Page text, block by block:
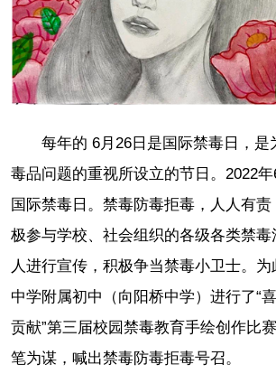
每年的 6月26日是国际禁毒日，是
毒品问题的重视所设立的节日。2022
国际禁毒日。禁毒防毒拒毒，人人有
极参与学校、社会组织的各级各类禁
人进行宣传，积极争当禁毒小卫士。
中学附属初中（向阳桥中学）进行了“
贡献”第三届校园禁毒教育手绘创作比
笔为谋，喊出禁毒防毒拒毒号召。